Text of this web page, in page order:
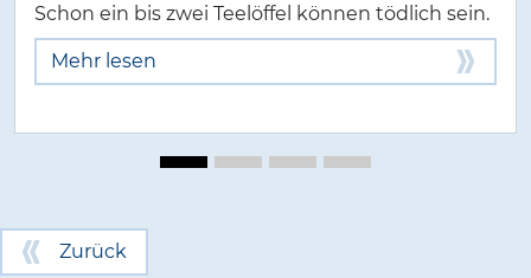
Schon ein bis zwei Teelöffel können tödlich sein.
Mehr lesen
Zurück